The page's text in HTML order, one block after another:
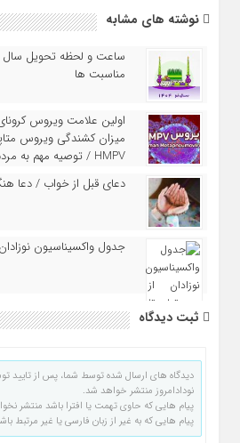
نوشته های مشابه
مناسبت ها
میزان کشندگی ویروس
HMPV / توصیه مهم به مردم برای پیشگیری
دعای قبل از خواب / دعا
جدول واکسیناسیون نوزادان
ثبت دیدگاه
دیدگاه های ارسال شده توسط شما، پس از تایید
نودادامروز منتشر خواهد شد.
پیام هایی که حاوی تهمت یا افترا باشد منتشر
پیام هایی که به غیر از زبان فارسی یا غیر مرتبط